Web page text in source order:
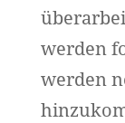
werden
werden